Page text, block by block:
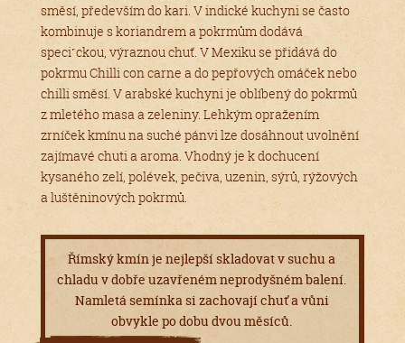
směsí, především do kari. V indické kuchyni se často
kombinuje s koriandrem a pokrmům dodává
speci˹ckou, výraznou chuť. V Mexiku se přidává do
pokrmu Chilli con carne a do pepřových omáček nebo
chilli směsí. V arabské kuchyni je oblíbený do pokrmů
z mletého masa a zeleniny. Lehkým opražením
zrníček kmínu na suché pánvi lze dosáhnout uvolnění
zajímavé chuti a aroma. Vhodný je k dochucení
kysaného zelí, polévek, pečiva, uzenin, sýrů, rýžových
a luštěninových pokrmů.
Římský kmín je nejlepší skladovat v suchu a
chladu v dobře uzavřeném neprodyšném balení.
Namletá semínka si zachovají chuť a vůni
obvykle po dobu dvou měsíců.